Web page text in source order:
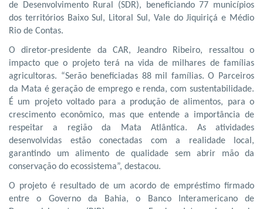
de Desenvolvimento Rural (SDR), beneficiando 77 municípios
dos territórios Baixo Sul, Litoral Sul, Vale do Jiquiriçá e Médio
Rio de Contas.
O diretor-presidente da CAR, Jeandro Ribeiro, ressaltou o
impacto que o projeto terá na vida de milhares de famílias
agricultoras. “Serão beneficiadas 88 mil famílias. O Parceiros
da Mata é geração de emprego e renda, com sustentabilidade.
É um projeto voltado para a produção de alimentos, para o
crescimento econômico, mas que entende a importância de
respeitar a região da Mata Atlântica. As atividades
desenvolvidas estão conectadas com a realidade local,
garantindo um alimento de qualidade sem abrir mão da
conservação do ecossistema”, destacou.
O projeto é resultado de um acordo de empréstimo firmado
entre o Governo da Bahia, o Banco Interamericano de